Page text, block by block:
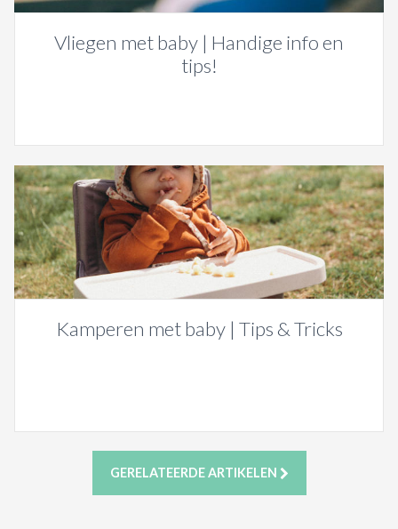
Vliegen met baby | Handige info en
tips!
Kamperen met baby | Tips & Tricks
GERELATEERDE ARTIKELEN